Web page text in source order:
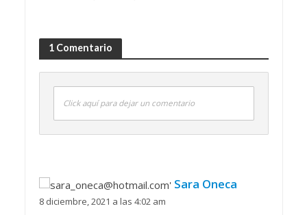
1 Comentario
Click aquí para dejar un comentario
Sara Oneca
8 diciembre, 2021 a las 4:02 am